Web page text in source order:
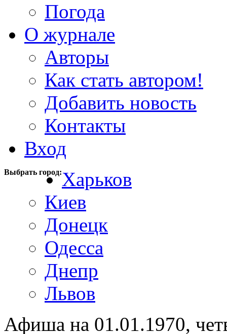
Погода
О журнале
Авторы
Как стать автором!
Добавить новость
Контакты
Вход
Выбрать город:Харьков
Киев
Донецк
Одесса
Днепр
Львов
Афиша на 01.01.1970,